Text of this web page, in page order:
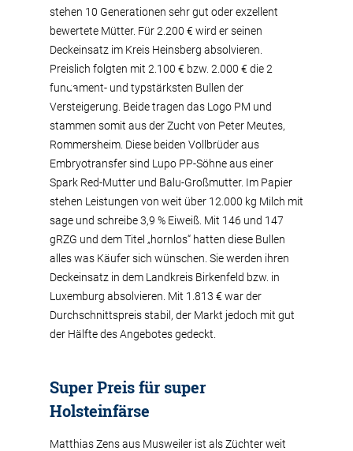
stehen 10 Generationen sehr gut oder exzellent
bewertete Mütter. Für 2.200 € wird er seinen
Deckeinsatz im Kreis Heinsberg absolvieren.
Preislich folgten mit 2.100 € bzw. 2.000 € die 2
fundament- und typstärksten Bullen der
Versteigerung. Beide tragen das Logo PM und
stammen somit aus der Zucht von Peter Meutes,
Rommersheim. Diese beiden Vollbrüder aus
Embryotransfer sind Lupo PP-Söhne aus einer
Spark Red-Mutter und Balu-Großmutter. Im Papier
stehen Leistungen von weit über 12.000 kg Milch mit
sage und schreibe 3,9 % Eiweiß. Mit 146 und 147
gRZG und dem Titel „hornlos“ hatten diese Bullen
alles was Käufer sich wünschen. Sie werden ihren
Deckeinsatz in dem Landkreis Birkenfeld bzw. in
Luxemburg absolvieren. Mit 1.813 € war der
Durchschnittspreis stabil, der Markt jedoch mit gut
der Hälfte des Angebotes gedeckt.
Super Preis für super
Holsteinfärse
Matthias Zens aus Musweiler ist als Züchter weit